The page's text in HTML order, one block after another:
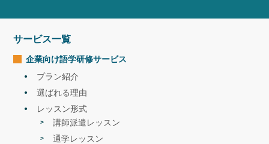
サービス一覧
企業向け語学研修サービス
プラン紹介
選ばれる理由
レッスン形式
講師派遣レッスン
通学レッスン